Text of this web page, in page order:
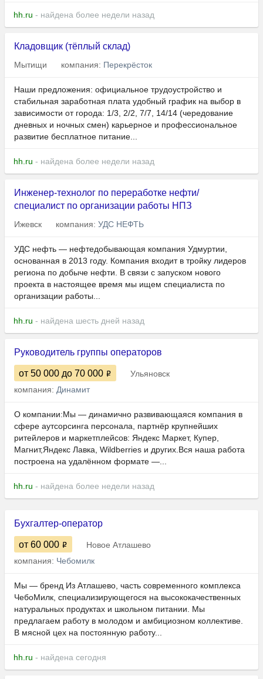
hh.ru - найдена более недели назад
Кладовщик (тёплый склад)
Мытищи компания: Перекрёсток
Наши предложения: официальное трудоустройство и
стабильная заработная плата удобный график на выбор в
зависимости от города: 1/3, 2/2, 7/7, 14/14 (чередование
дневных и ночных смен) карьерное и профессиональное
развитие бесплатное питание...
hh.ru - найдена более недели назад
Инженер-технолог по переработке нефти/
специалист по организации работы НПЗ
Ижевск компания: УДС НЕФТЬ
​​​​​​УДС нефть — нефтедобывающая компания Удмуртии,
основанная в 2013 году. Компания входит в тройку лидеров
региона по добыче нефти. В связи с запуском нового
проекта в настоящее время мы ищем специалиста по
организации работы...
hh.ru - найдена шесть дней назад
Руководитель группы операторов
от 50 000 до 70 000
Ульяновск
компания: Динамит
О компании:Мы — динамично развивающаяся компания в
сфере аутсорсинга персонала, партнёр крупнейших
ритейлеров и маркетплейсов: Яндекс Маркет, Купер,
Магнит,Яндекс Лавка, Wildberries и других.Вся наша работа
построена на удалённом формате —...
hh.ru - найдена более недели назад
Бухгалтер-оператор
от 60 000
Новое Атлашево
компания: Чебомилк
Мы — бренд Из Атлашево, часть современного комплекса
ЧебоМилк, специализирующегося на высококачественных
натуральных продуктах и школьном питании. Мы
предлагаем работу в молодом и амбициозном коллективе.
В мясной цех на постоянную работу...
hh.ru - найдена сегодня